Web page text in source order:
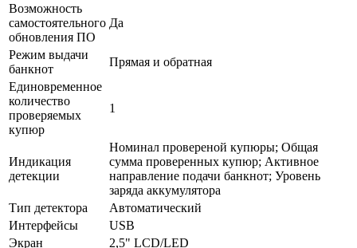
Возможность
самостоятельного
обновления ПО
Да
Режим выдачи
банкнот
Прямая и обратная
Единовременное
количество
проверяемых
купюр
1
Индикация
детекции
Номинал провереной купюры; Общая
сумма проверенных купюр; Активное
направление подачи банкнот; Уровень
заряда аккумулятора
Тип детектора
Автоматический
Интерфейсы
USB
Экран
2,5" LCD/LED